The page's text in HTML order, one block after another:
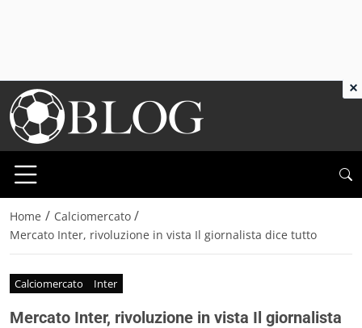
Home / Calciomercato /
Mercato Inter, rivoluzione in vista Il giornalista dice tutto
Calciomercato Inter
Mercato Inter, rivoluzione in vista Il giornalista
×